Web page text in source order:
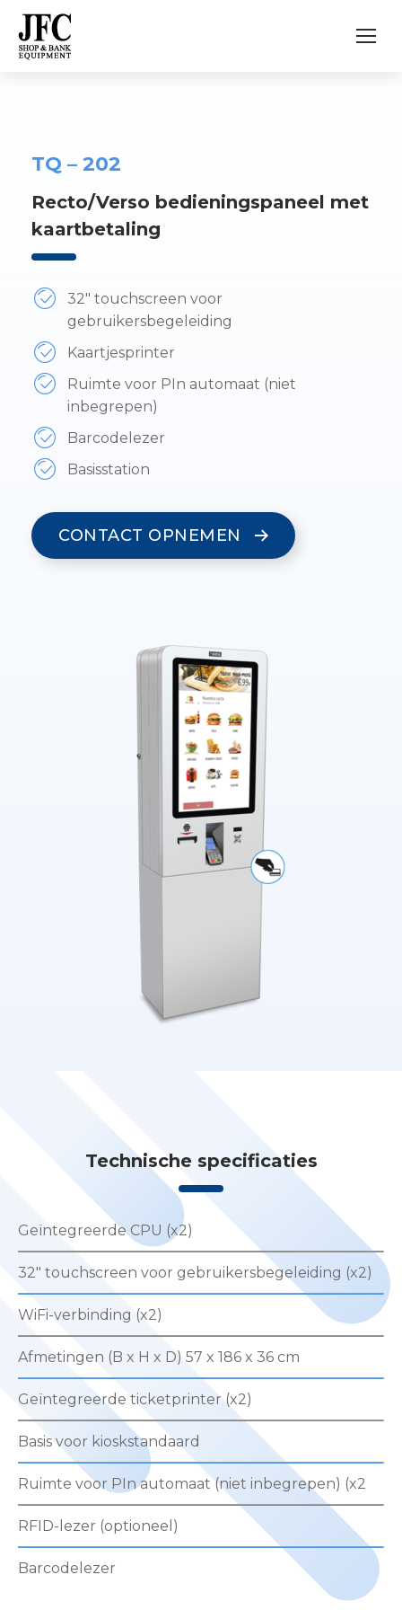
TQ – 202
Recto/Verso bedieningspaneel met
kaartbetaling
32″ touchscreen voor
gebruikersbegeleiding
Kaartjesprinter
Ruimte voor PIn automaat (niet
inbegrepen)
Barcodelezer
Basisstation
CONTACT OPNEMEN
Technische specificaties
Geïntegreerde CPU (x2)
32″ touchscreen voor gebruikersbegeleiding (x2)
WiFi-verbinding (x2)
Afmetingen (B x H x D) 57 x 186 x 36 cm
Geïntegreerde ticketprinter (x2)
Basis voor kioskstandaard
Ruimte voor PIn automaat (niet inbegrepen) (x2
RFID-lezer (optioneel)
Barcodelezer